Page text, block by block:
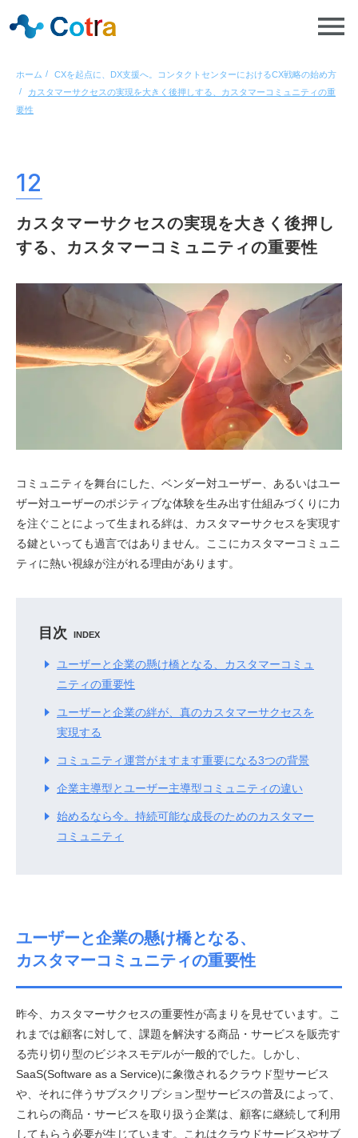
ホーム
CXを起点に、DX支援へ。コンタクトセンターにおけるCX戦略の始め方
カスタマーサクセスの実現を大きく後押しする、カスタマーコミュニティの重
要性
12
カスタマーサクセスの実現を大きく後押し
する、カスタマーコミュニティの重要性
コミュニティを舞台にした、ベンダー対ユーザー、あるいはユー
ザー対ユーザーのポジティブな体験を生み出す仕組みづくりに力
を注ぐことによって生まれる絆は、カスタマーサクセスを実現す
る鍵といっても過言ではありません。ここにカスタマーコミュニ
ティに熱い視線が注がれる理由があります。
目次 INDEX
ユーザーと企業の懸け橋となる、 カスタマーコミュ
ニティの重要性
ユーザーと企業の絆が、 真のカスタマーサクセスを
実現する
コミュニティ運営がますます重要になる3つの背景
企業主導型とユーザー主導型コミュニティの違い
始めるなら今。 持続可能な成長のためのカスタマー
コミュニティ
ユーザーと企業の懸け橋となる、
カスタマーコミュニティの重要性
昨今、カスタマーサクセスの重要性が高まりを見せています。こ
れまでは顧客に対して、課題を解決する商品・サービスを販売す
る売り切り型のビジネスモデルが一般的でした。しかし、
SaaS(Software as a Service)に象徴されるクラウド型サービス
や、それに伴うサブスクリプション型サービスの普及によって、
これらの商品・サービスを取り扱う企業は、顧客に継続して利用
してもらう必要が生じています。これはクラウドサービスやサブ